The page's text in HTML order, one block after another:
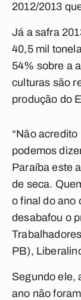
2012/2013
Já a safra
40,5 mil
54% sobre a
culturas são
produção do
“Não
podemos
Paraíba este
de seca.
o final do ano
desabafou o
PB),
Segundo ele,
ano não